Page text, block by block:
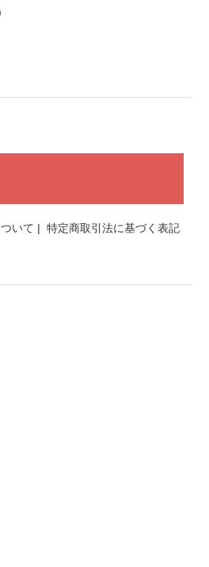
いて | 特定商取引法に基づく表記